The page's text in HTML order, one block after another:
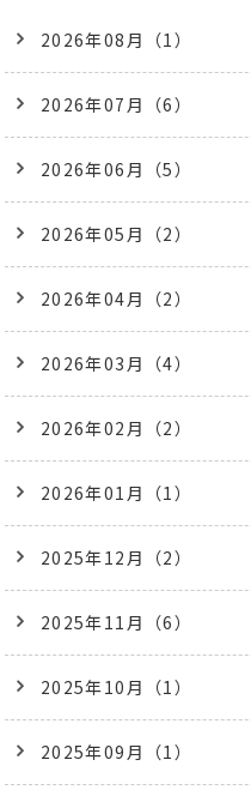
2026年08月（1）
2026年07月（6）
2026年06月（5）
2026年05月（2）
2026年04月（2）
2026年03月（4）
2026年02月（2）
2026年01月（1）
2025年12月（2）
2025年11月（6）
2025年10月（1）
2025年09月（1）